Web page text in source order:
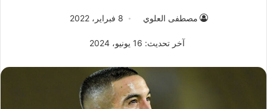
مصطفى العلوي 8 فبراير، 2022
آخر تحديث: 16 يونيو، 2024